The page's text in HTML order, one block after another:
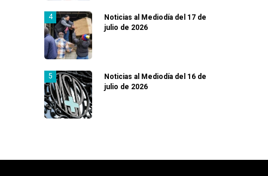
Noticias al Mediodía del 17 de
julio de 2026
Noticias al Mediodía del 16 de
julio de 2026